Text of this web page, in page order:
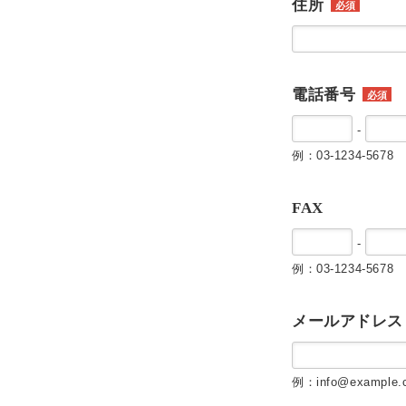
住所 必須
電話番号 必須
-
例：03-1234-5678
FAX
-
例：03-1234-5678
メールアドレス
例：